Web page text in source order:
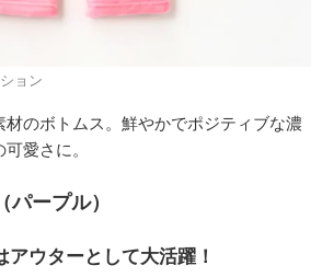
ョン
材のボトムス。鮮やかでポジティブな濃
愛さに。
ープル）
ウターとして大活躍！